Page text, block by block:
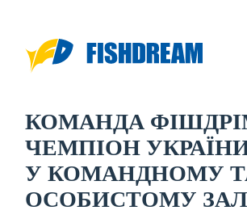
КОМАНДА
ЧЕМПІОН УКРАЇНИ
У КОМАНДНОМУ
ОСОБИСТОМУ